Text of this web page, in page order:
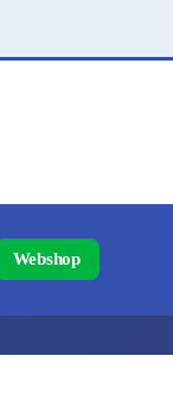
Webshop